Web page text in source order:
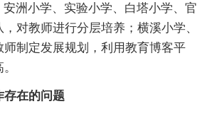
安洲小学、实验小学、白塔小学、官
对教师进行分层培养；横溪小学、
师制定发展规划，利用教育博客平
存在的问题